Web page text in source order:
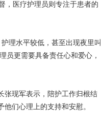
，医疗护理员则专注于患者的
理水平较低，甚至出现夜里叫
员更需要具备责任心和爱心，
现军表示，陪护工作归根结
们心理上的支持和安慰。